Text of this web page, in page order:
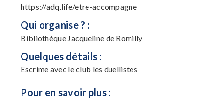
https://adq.life/etre-accompagne
Qui organise ? :
Bibliothèque Jacqueline de Romilly
Quelques détails :
Escrime avec le club les duellistes
Pour en savoir plus :